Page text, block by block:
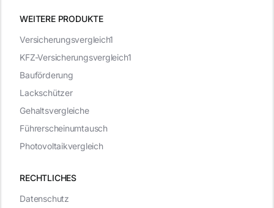
WEITERE PRODUKTE
RECHTLICHES
Datenschutz
Versicherungsvergleich1
KFZ-Versicherungsvergleich1
Bauförderung
Lackschützer
Gehaltsvergleiche
Führerscheinumtausch
Photovoltaikvergleich